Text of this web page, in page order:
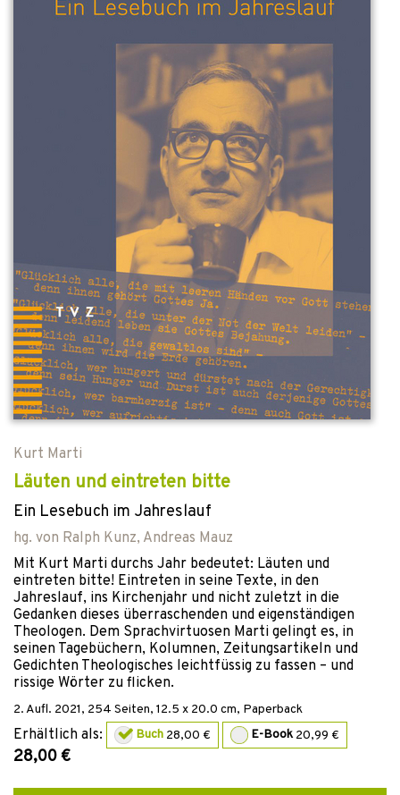
Kurt Marti
Läuten und eintreten bitte
Ein Lesebuch im Jahreslauf
hg. von Ralph Kunz, Andreas Mauz
Mit Kurt Marti durchs Jahr bedeutet: Läuten und
eintreten bitte! Eintreten in seine Texte, in den
Jahreslauf, ins Kirchenjahr und nicht zuletzt in die
Gedanken dieses überraschenden und eigenständigen
Theologen. Dem Sprachvirtuosen Marti gelingt es, in
seinen Tagebüchern, Kolumnen, Zeitungsartikeln und
Gedichten Theologisches leichtfüssig zu fassen – und
rissige Wörter zu flicken.
2. Aufl. 2021, 254 Seiten, 12.5 x 20.0 cm, Paperback
Erhältlich als: Buch 28,00 € E-Book 20,99 €
28,00 €